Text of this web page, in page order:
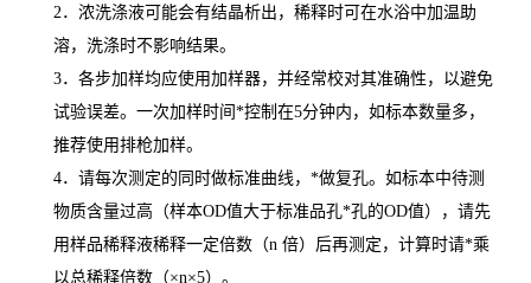
2 ．浓洗涤液可能会有结晶析出，稀释时可在水浴中加温助
溶，洗涤时不影响结果。
3．各步加样均应使用加样器，并经常校对其准确性，以避免
试验误差。一次加样时间 *控制在5分钟内，如标本数量多，
推荐使用排枪加样。
4．请每次测定的同时做标准曲线， *做复孔。如标本中待测
物质含量过高（样本OD值大于标准品孔*孔的OD值），请先
用样品稀释液稀释一定倍数（n 倍）后再测定，计算时请*乘
以总稀释倍数（×n×5）。